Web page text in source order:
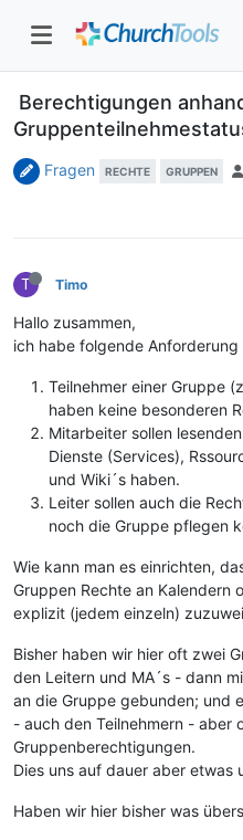
Berechtigungen
Fragen RECHTE GRUPPEN
T Timo
Hallo zusammen,
ich habe folgende Anforderung
Teilnehmer einer Gruppe
haben keine besonderen
Mitarbeiter sollen
Dienste (Services),
und Wiki´s haben.
Leiter sollen auch die
noch die Gruppe pflegen
Wie kann man es einrichten,
Gruppen Rechte an Kalendern
explizit (jedem einzeln)
Bisher haben wir hier oft zwei
den Leitern und MA´s - dann
an die Gruppe gebunden; und
- auch den Teilnehmern - aber
Gruppenberechtigungen.
Dies uns auf dauer aber etwas
Haben wir hier bisher was